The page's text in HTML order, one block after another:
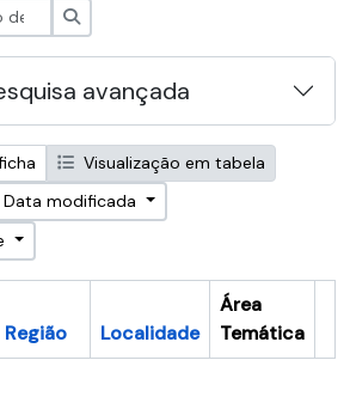
avançada
Visualização em tabela
modificada
Região Localidade
Área
Temática